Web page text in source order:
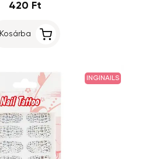
420 Ft
Kosárba
INGINAILS